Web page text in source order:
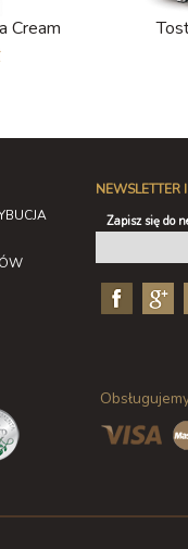
Cream
NEWSLETTER
Zapisz się do